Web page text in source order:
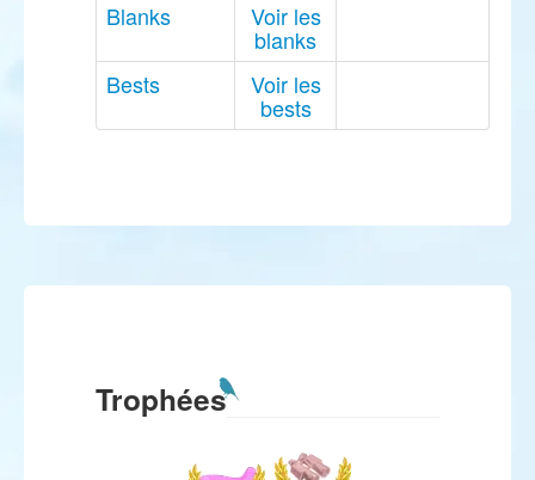
Blanks Voir les
blanks
Bests
Voir les
bests
Trophées